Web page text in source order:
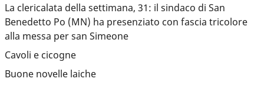
La clericalata della settimana, 31: il sindaco di San
Benedetto Po (MN) ha presenziato con fascia tricolore
alla messa per san Simeone
Cavoli e cicogne
Buone novelle laiche